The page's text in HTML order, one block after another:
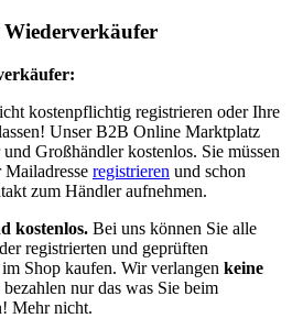
kostenpflichtig registrieren oder Ihre
Unser B2B Online Marktplatz
Großhändler kostenlos. Sie müssen
registrieren und schon
zum Händler aufnehmen.
kostenlos. Bei uns können Sie alle
registrierten und geprüften
Shop kaufen. Wir verlangen keine
bezahlen nur das was Sie beim
Mehr nicht.